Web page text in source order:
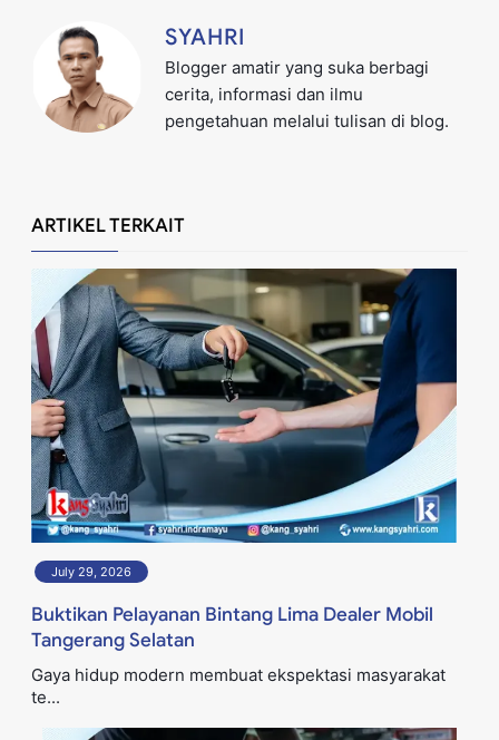
SYAHRI
Blogger amatir yang suka berbagi
cerita, informasi dan ilmu
pengetahuan melalui tulisan di blog.
ARTIKEL TERKAIT
July 29, 2026
Buktikan Pelayanan Bintang Lima Dealer Mobil
Tangerang Selatan
Gaya hidup modern membuat ekspektasi masyarakat
te...